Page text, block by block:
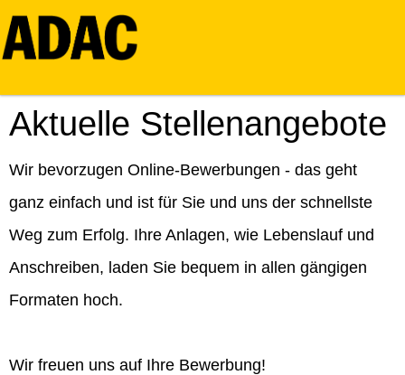
Aktuelle Stellenangebote
Wir bevorzugen Online-Bewerbungen - das geht
ganz einfach und ist für Sie und uns der schnellste
Weg zum Erfolg. Ihre Anlagen, wie Lebenslauf und
Anschreiben, laden Sie bequem in allen gängigen
Formaten hoch.
Wir freuen uns auf Ihre Bewerbung!